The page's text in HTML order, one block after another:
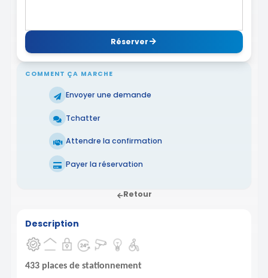
Réserver
COMMENT ÇA MARCHE
Envoyer une demande
Tchatter
Attendre la confirmation
Payer la réservation
Retour
Description
433 places de stationnement